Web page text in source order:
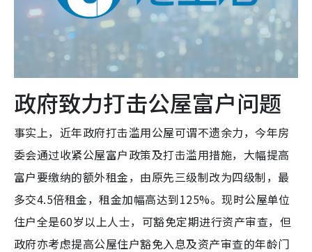
政府致力打击公屋富户问题
事实上，近年政府打击滥用公屋可谓不遗余力，今年房
委会通过收紧公屋富户政策及打击滥用措施，大幅提高
富户要缴纳的额外租金，由原先三级制改为四级制，最
多交4.5倍租金，租金加幅高达到125%。现时公屋单位
住户全是60岁以上人士，可豁免定期进行资产审查，但
政府亦考虑提高公屋住户豁免入息及资产审查的年龄门